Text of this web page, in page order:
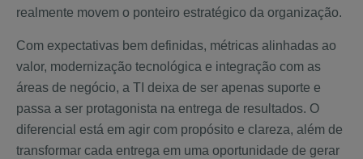
realmente movem o ponteiro estratégico da organização.
Com expectativas bem definidas, métricas alinhadas ao
valor, modernização tecnológica e integração com as
áreas de negócio, a TI deixa de ser apenas suporte e
passa a ser protagonista na entrega de resultados. O
diferencial está em agir com propósito e clareza, além de
transformar cada entrega em uma oportunidade de gerar